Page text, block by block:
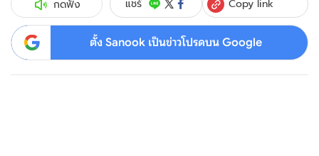
กดฟัง แชร์ Copy link
ตั้ง Sanook เป็นข่าวโปรดบน Google